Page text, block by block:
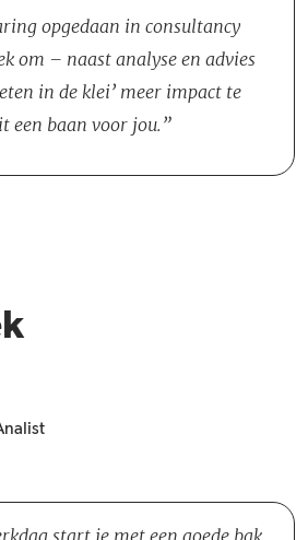
niveau. Je staat veel met de Analisten
regelmatig op om ideeën uit te wisselen
rol sta je midden in de organisatie en
stakeholders: van de
Technische Dienst.
opgedaan in consultancy
om – naast analyse en advies
in de klei’ meer impact te
een baan voor jou.
start je met een goede bak